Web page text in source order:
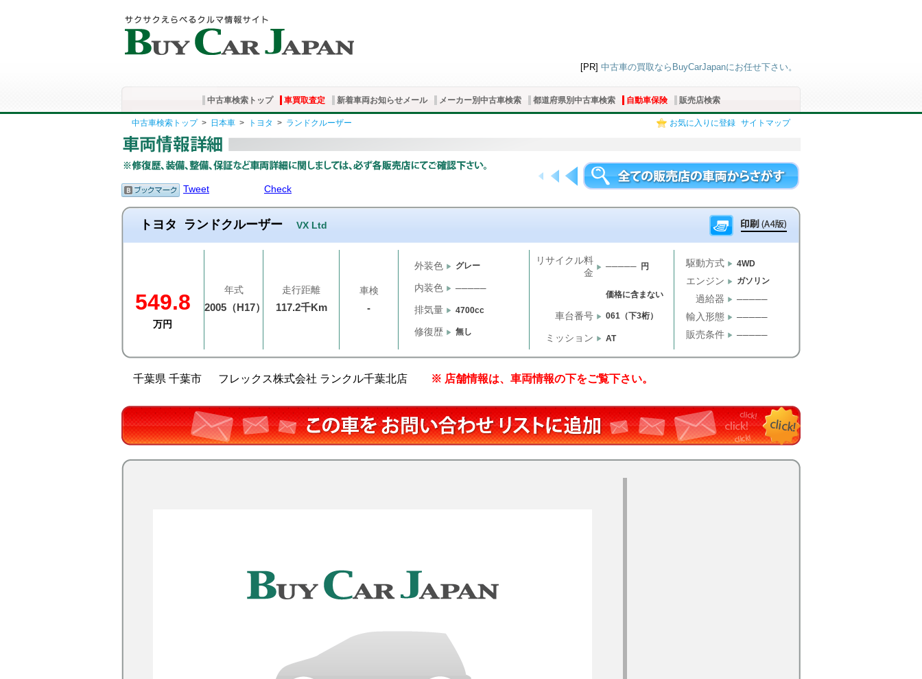
[PR] 中古車の買取ならBuyCarJapanにお任せ下さい。
中古車検索トップ 車買取査定 新着車両お知らせメール メーカー別中古車検索 都道府県別中古車検索 自動車保険 販売店検索
お気に入りに登録 サイトマップ
中古車検索トップ> 日本車 > トヨタ > ランドクルーザー
Tweet Check
トヨタ ランドクルーザー VX Ltd
549.8
万円
年式
2005（H17）
走行距離
117.2千Km
車検
-
外装色 グレー
内装色 ─────
排気量 4700cc
修復歴 無し
リサイクル料
金
───── 円
価格に含まない
車台番号 061（下3桁）
ミッション AT
駆動方式 4WD
エンジン ガソリン
過給器 ─────
輸入形態 ─────
販売条件 ─────
千葉県 千葉市 フレックス株式会社 ランクル千葉北店 ※ 店舗情報は、車両情報の下をご覧下さい。